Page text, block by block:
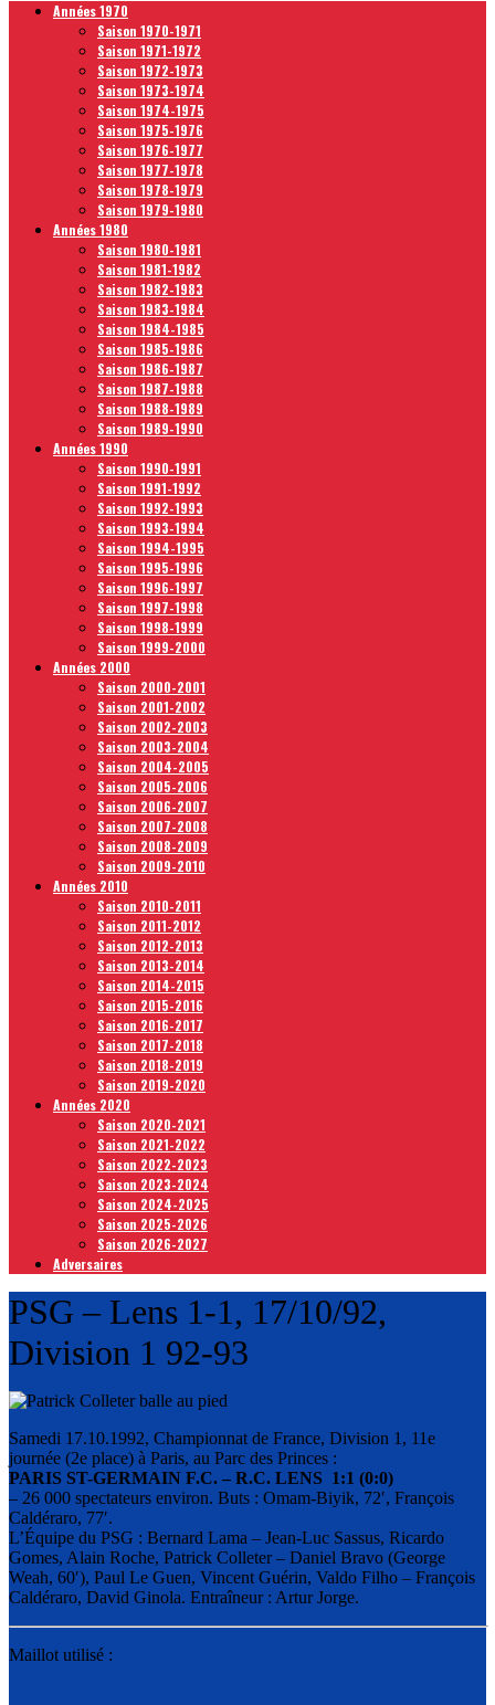
Années 1970
Saison 1970-1971
Saison 1971-1972
Saison 1972-1973
Saison 1973-1974
Saison 1974-1975
Saison 1975-1976
Saison 1976-1977
Saison 1977-1978
Saison 1978-1979
Saison 1979-1980
Années 1980
Saison 1980-1981
Saison 1981-1982
Saison 1982-1983
Saison 1983-1984
Saison 1984-1985
Saison 1985-1986
Saison 1986-1987
Saison 1987-1988
Saison 1988-1989
Saison 1989-1990
Années 1990
Saison 1990-1991
Saison 1991-1992
Saison 1992-1993
Saison 1993-1994
Saison 1994-1995
Saison 1995-1996
Saison 1996-1997
Saison 1997-1998
Saison 1998-1999
Saison 1999-2000
Années 2000
Saison 2000-2001
Saison 2001-2002
Saison 2002-2003
Saison 2003-2004
Saison 2004-2005
Saison 2005-2006
Saison 2006-2007
Saison 2007-2008
Saison 2008-2009
Saison 2009-2010
Années 2010
Saison 2010-2011
Saison 2011-2012
Saison 2012-2013
Saison 2013-2014
Saison 2014-2015
Saison 2015-2016
Saison 2016-2017
Saison 2017-2018
Saison 2018-2019
Saison 2019-2020
Années 2020
Saison 2020-2021
Saison 2021-2022
Saison 2022-2023
Saison 2023-2024
Saison 2024-2025
Saison 2025-2026
Saison 2026-2027
Adversaires
PSG – Lens 1-1, 17/10/92,
Division 1 92-93
Samedi 17.10.1992, Championnat de France, Division 1, 11e
journée (2e place) à Paris, au Parc des Princes :
PARIS ST-GERMAIN F.C. – R.C. LENS 1:1 (0:0)
– 26 000 spectateurs environ. Buts : Omam-Biyik, 72′, François
Caldéraro, 77′.
L’Équipe du PSG : Bernard Lama – Jean-Luc Sassus, Ricardo
Gomes, Alain Roche, Patrick Colleter – Daniel Bravo (George
Weah, 60′), Paul Le Guen, Vincent Guérin, Valdo Filho – François
Caldéraro, David Ginola. Entraîneur : Artur Jorge.
Maillot utilisé :